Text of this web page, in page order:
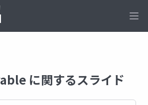
に関するスライド